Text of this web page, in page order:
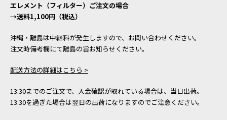
エレメント（フィルター）ご注文の場合
→送料1,100円（税込）
沖縄・離島は中継料が発生しますので、お問い合わせください。
注文時備考欄にて離島の旨お知らせください。
配送方法の詳細はこちら >
13:30までのご注文で、入金確認が取れている場合は、当日出荷。
13:30を過ぎた場合は翌日の出荷になりますのでご注意ください。